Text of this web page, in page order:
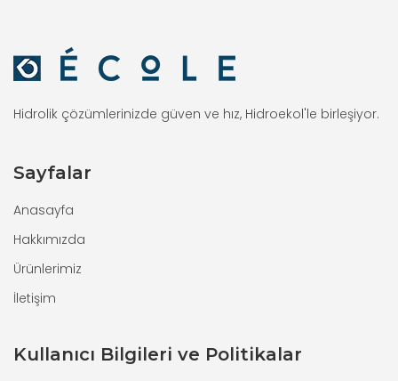
Hidrolik çözümlerinizde güven ve hız, Hidroekol'le birleşiyor.
Sayfalar
Anasayfa
Hakkımızda
Ürünlerimiz
İletişim
Kullanıcı Bilgileri ve Politikalar